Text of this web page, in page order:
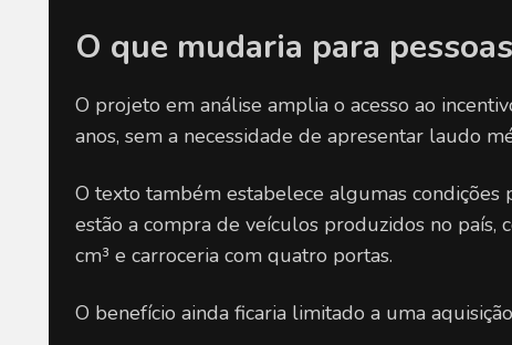
O que mudaria para
O projeto em análise amplia o acesso ao
anos, sem a necessidade de apresentar laudo
O texto também estabelece algumas
estão a compra de veículos produzidos no
cm³ e carroceria com quatro portas.
O benefício ainda ficaria limitado a uma